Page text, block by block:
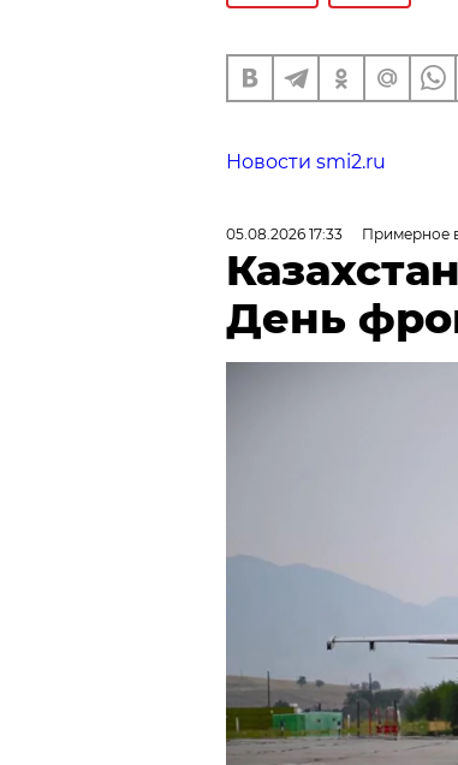
Новости smi2.ru
05.08.2026 17:33 Примерное
День